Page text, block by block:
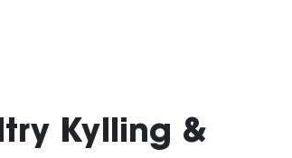
Kylling &